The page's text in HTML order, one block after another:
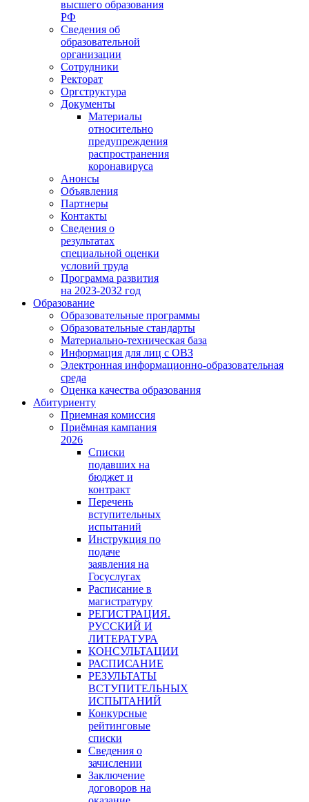
высшего образования
РФ
Сведения об
образовательной
организации
Сотрудники
Ректорат
Оргструктура
Документы
Материалы
относительно
предупреждения
распространения
коронавируса
Анонсы
Объявления
Партнеры
Контакты
Сведения о
результатах
специальной оценки
условий труда
Программа развития
на 2023-2032 год
Образование
Образовательные программы
Образовательные стандарты
Материально-техническая база
Информация для лиц с ОВЗ
Электронная информационно-образовательная
среда
Оценка качества образования
Абитуриенту
Приемная комиссия
Приёмная кампания
2026
Списки
подавших на
бюджет и
контракт
Перечень
вступительных
испытаний
Инструкция по
подаче
заявления на
Госуслугах
Расписание в
магистратуру
РЕГИСТРАЦИЯ.
РУССКИЙ И
ЛИТЕРАТУРА
КОНСУЛЬТАЦИИ
РАСПИСАНИЕ
РЕЗУЛЬТАТЫ
ВСТУПИТЕЛЬНЫХ
ИСПЫТАНИЙ
Конкурсные
рейтинговые
списки
Сведения о
зачислении
Заключение
договоров на